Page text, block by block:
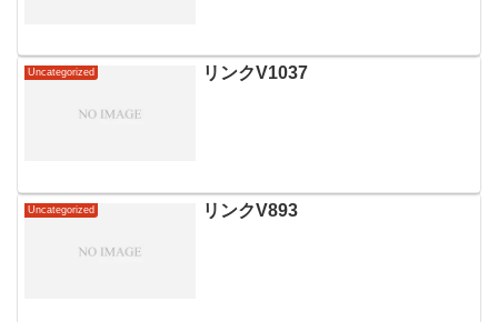
Uncategorized リンクV1037
Uncategorized リンクV893